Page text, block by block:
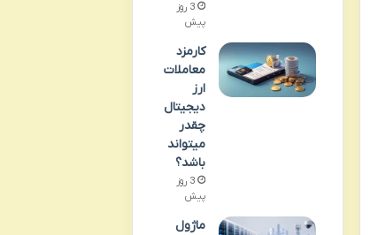
3 روز
پیش
کارمزد
معاملات
ارز
دیجیتال
چقدر
میتواند
باشد؟
3 روز
پیش
ماژول